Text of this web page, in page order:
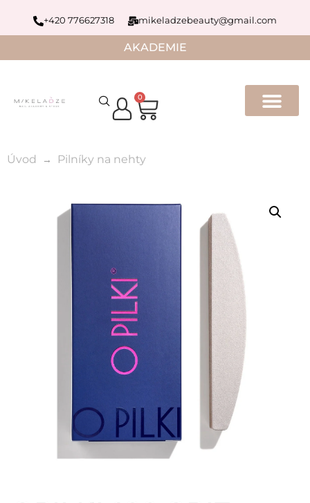
+420 776627318 mikeladzebeauty@gmail.com
AKADEMIE
0
Úvod Pilníky na nehty